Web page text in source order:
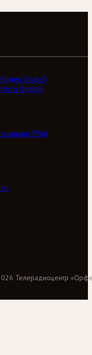
Видео Орфей
Ноты Орфей
(РБА)
Телерадиоцентр